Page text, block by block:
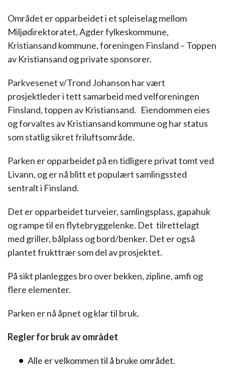
Området er opparbeidet i et spleiselag mellom
Miljødirektoratet, Agder fylkeskommune,
Kristiansand kommune, foreningen Finsland – Toppen
av Kristiansand og private sponsorer.
Parkvesenet v/Trond Johanson har vært
prosjektleder i tett samarbeid med velforeningen
Finsland, toppen av Kristiansand. Eiendommen eies
og forvaltes av Kristiansand kommune og har status
som statlig sikret friluftsområde.
Parken er opparbeidet på en tidligere privat tomt ved
Livann, og er nå blitt et populært samlingssted
sentralt i Finsland.
Det er opparbeidet turveier, samlingsplass, gapahuk
og rampe til en flytebryggelenke. Det tilrettelagt
med griller, bålplass og bord/benker. Det er også
plantet frukttrær som del av prosjektet.
På sikt planlegges bro over bekken, zipline, amfi og
flere elementer.
Parken er nå åpnet og klar til bruk.
Regler for bruk av området
Alle er velkommen til å bruke området.